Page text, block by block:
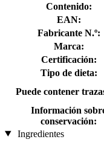
Contenido:
EAN:
Fabricante N.º:
Marca:
Certificación:
Tipo de dieta:
Puede contener
Información
conservación:
Ingredientes